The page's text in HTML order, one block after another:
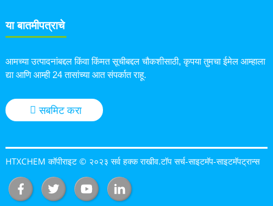
या बातमीपत्राचे
आमच्या उत्पादनांबद्दल किंवा किंमत सूचीबद्दल चौकशीसाठी, कृपया तुमचा ईमेल आम्हाला
द्या आणि आम्ही 24 तासांच्या आत संपर्कात राहू.
सबमिट करा
HTXCHEM कॉपीराइट © २०२३ सर्व हक्क राखीव.टॉप सर्च-साइटमॅप-साइटमॅपट्रान्स